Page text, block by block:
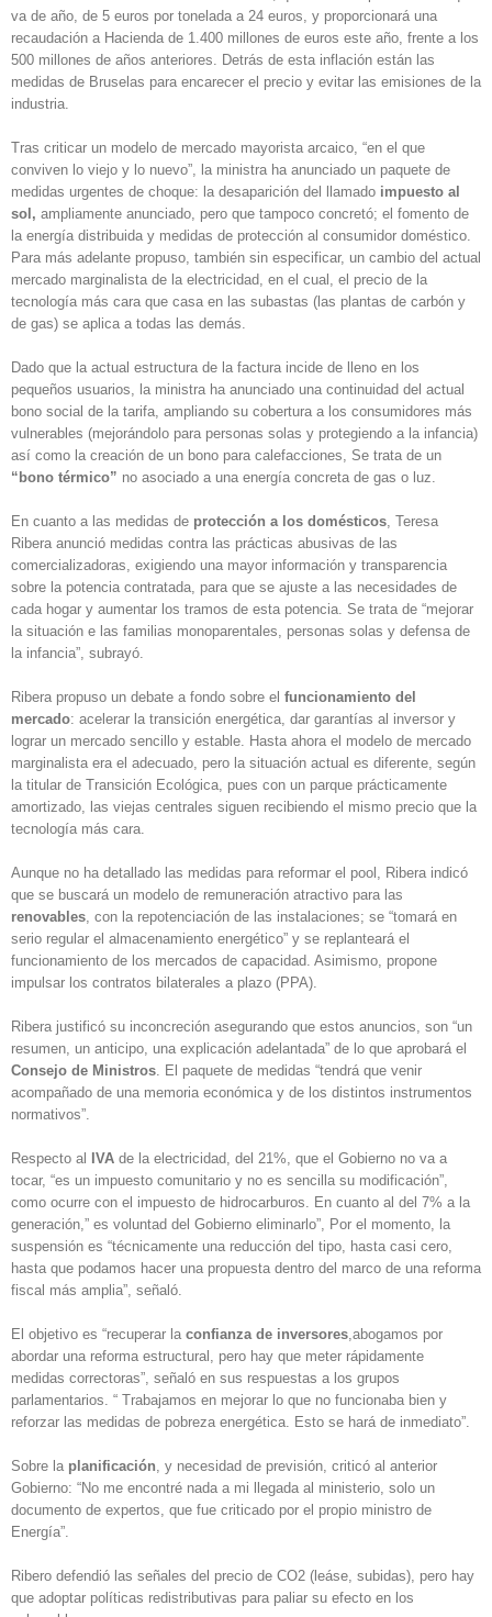
va de año, de 5 euros por tonelada a 24 euros, y proporcionará una
recaudación a Hacienda de 1.400 millones de euros este año, frente a los
500 millones de años anteriores. Detrás de esta inflación están las
medidas de Bruselas para encarecer el precio y evitar las emisiones de la
industria.
Tras criticar un modelo de mercado mayorista arcaico, “en el que
conviven lo viejo y lo nuevo”, la ministra ha anunciado un paquete de
medidas urgentes de choque: la desaparición del llamado impuesto al
sol, ampliamente anunciado, pero que tampoco concretó; el fomento de
la energía distribuida y medidas de protección al consumidor doméstico.
Para más adelante propuso, también sin especificar, un cambio del actual
mercado marginalista de la electricidad, en el cual, el precio de la
tecnología más cara que casa en las subastas (las plantas de carbón y
de gas) se aplica a todas las demás.
Dado que la actual estructura de la factura incide de lleno en los
pequeños usuarios, la ministra ha anunciado una continuidad del actual
bono social de la tarifa, ampliando su cobertura a los consumidores más
vulnerables (mejorándolo para personas solas y protegiendo a la infancia)
así como la creación de un bono para calefacciones, Se trata de un
“bono térmico” no asociado a una energía concreta de gas o luz.
En cuanto a las medidas de protección a los domésticos, Teresa
Ribera anunció medidas contra las prácticas abusivas de las
comercializadoras, exigiendo una mayor información y transparencia
sobre la potencia contratada, para que se ajuste a las necesidades de
cada hogar y aumentar los tramos de esta potencia. Se trata de “mejorar
la situación e las familias monoparentales, personas solas y defensa de
la infancia”, subrayó.
Ribera propuso un debate a fondo sobre el funcionamiento del
mercado: acelerar la transición energética, dar garantías al inversor y
lograr un mercado sencillo y estable. Hasta ahora el modelo de mercado
marginalista era el adecuado, pero la situación actual es diferente, según
la titular de Transición Ecológica, pues con un parque prácticamente
amortizado, las viejas centrales siguen recibiendo el mismo precio que la
tecnología más cara.
Aunque no ha detallado las medidas para reformar el pool, Ribera indicó
que se buscará un modelo de remuneración atractivo para las
renovables, con la repotenciación de las instalaciones; se “tomará en
serio regular el almacenamiento energético” y se replanteará el
funcionamiento de los mercados de capacidad. Asimismo, propone
impulsar los contratos bilaterales a plazo (PPA).
Ribera justificó su inconcreción asegurando que estos anuncios, son “un
resumen, un anticipo, una explicación adelantada” de lo que aprobará el
Consejo de Ministros. El paquete de medidas “tendrá que venir
acompañado de una memoria económica y de los distintos instrumentos
normativos”.
Respecto al IVA de la electricidad, del 21%, que el Gobierno no va a
tocar, “es un impuesto comunitario y no es sencilla su modificación”,
como ocurre con el impuesto de hidrocarburos. En cuanto al del 7% a la
generación,” es voluntad del Gobierno eliminarlo”, Por el momento, la
suspensión es “técnicamente una reducción del tipo, hasta casi cero,
hasta que podamos hacer una propuesta dentro del marco de una reforma
fiscal más amplia”, señaló.
El objetivo es “recuperar la confianza de inversores,abogamos por
abordar una reforma estructural, pero hay que meter rápidamente
medidas correctoras”, señaló en sus respuestas a los grupos
parlamentarios. “ Trabajamos en mejorar lo que no funcionaba bien y
reforzar las medidas de pobreza energética. Esto se hará de inmediato”.
Sobre la planificación, y necesidad de previsión, criticó al anterior
Gobierno: “No me encontré nada a mi llegada al ministerio, solo un
documento de expertos, que fue criticado por el propio ministro de
Energía”.
Ribero defendió las señales del precio de CO2 (leáse, subidas), pero hay
que adoptar políticas redistributivas para paliar su efecto en los